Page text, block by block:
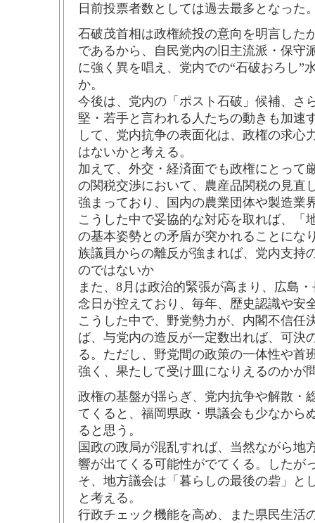
日前投票者数としては過去最多となった
石破茂首相は政権続投の意向を明言した
であるから、自民党内の旧主流派・保守
に強く異を唱え、党内での“石破おろし”
か。
今後は、党内の「ポスト石破」候補、さ
堅・若手と言われる人たちの動きも加速
して、党内抗争の表面化は、政権の求心
はないかと考える。
加えて、外交・経済面でも政権にとって
の関税交渉において、農産品関税の見直
強まっており、国内の農業団体や製造業
こうした中で妥協的な対応を取れば、「
の基本姿勢との矛盾が突かれることにな
族議員からの離反が強まれば、党内支持
のではないか
また、8月は政治的緊張が高まり、広島
念日が控えており、毎年、歴史認識や安
こうした中で、野党勢力が、内閣不信任
ば、与党内の造反が一定数出れば、可決
る。ただし、野党間の政策の一体性や首
強く、果たして受け皿になりえるのかが
政権の基盤が揺らぎ、党内抗争や解散・
てくると、福岡県政・県議会も少なから
ると思う。
国政の政局が混乱すれば、当然ながら地
響が出てくる可能性がでてくる。したが
そ、地方議会は「暮らしの最後の砦」と
と考える。
行政チェック機能を高め、また県民生活